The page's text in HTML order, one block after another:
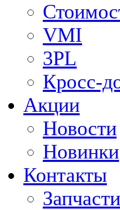
VMI
3PL
Кросс-
Акции
Новости
Новинки
Контакты